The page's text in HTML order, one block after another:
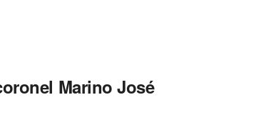
Marino José